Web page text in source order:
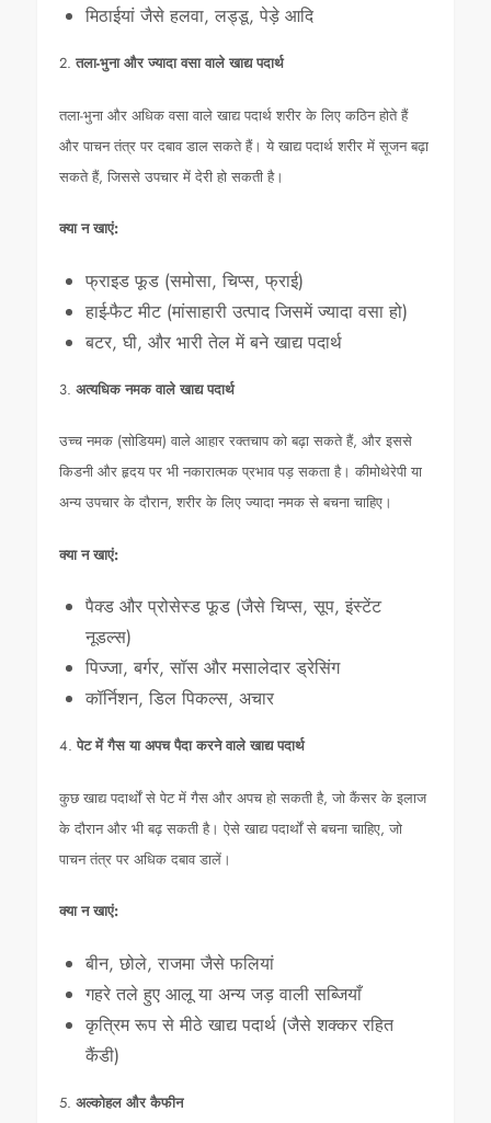
मिठाईयां जैसे हलवा, लड्डू, पेड़े आदि
2.तला-भुना और ज्यादा वसा वाले खाद्य पदार्थ
तला-भुना और अधिक वसा वाले खाद्य पदार्थ शरीर के लिए कठिन होते हैं
और पाचन तंत्र पर दबाव डाल सकते हैं। ये खाद्य पदार्थ शरीर में सूजन बढ़ा
सकते हैं, जिससे उपचार में देरी हो सकती है।
क्या न खाएं:
फ्राइड फूड (समोसा, चिप्स, फ्राई)
हाई-फैट मीट (मांसाहारी उत्पाद जिसमें ज्यादा वसा हो)
बटर, घी, और भारी तेल में बने खाद्य पदार्थ
3.अत्यधिक नमक वाले खाद्य पदार्थ
उच्च नमक (सोडियम) वाले आहार रक्तचाप को बढ़ा सकते हैं, और इससे
किडनी और हृदय पर भी नकारात्मक प्रभाव पड़ सकता है। कीमोथेरेपी या
अन्य उपचार के दौरान, शरीर के लिए ज्यादा नमक से बचना चाहिए।
क्या न खाएं:
पैक्ड और प्रोसेस्ड फूड (जैसे चिप्स, सूप, इंस्टेंट
नूडल्स)
पिज्जा, बर्गर, सॉस और मसालेदार ड्रेसिंग
कॉर्निशन, डिल पिकल्स, अचार
4.पेट में गैस या अपच पैदा करने वाले खाद्य पदार्थ
कुछ खाद्य पदार्थों से पेट में गैस और अपच हो सकती है, जो कैंसर के इलाज
के दौरान और भी बढ़ सकती है। ऐसे खाद्य पदार्थों से बचना चाहिए, जो
पाचन तंत्र पर अधिक दबाव डालें।
क्या न खाएं:
बीन, छोले, राजमा जैसे फलियां
गहरे तले हुए आलू या अन्य जड़ वाली सब्जियाँ
कृत्रिम रूप से मीठे खाद्य पदार्थ (जैसे शक्कर रहित
कैंडी)
5.अल्कोहल और कैफीन